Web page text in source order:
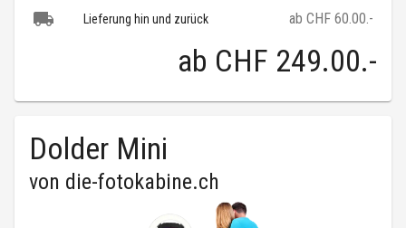
Lieferung hin und zurück ab CHF 60.00.-
ab CHF 249.00.-
Dolder Mini
von die-fotokabine.ch